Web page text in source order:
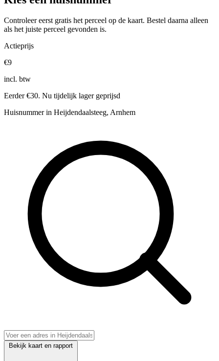
Controleer eerst gratis het perceel op de kaart. Bestel daarna alleen
als het juiste perceel gevonden is.
Actieprijs
€9
incl. btw
Eerder €30. Nu tijdelijk lager geprijsd
Huisnummer in Heijdendaalsteeg, Arnhem
Bekijk kaart en rapport